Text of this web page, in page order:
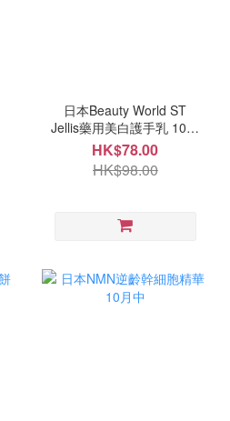
日本Beauty World ST
Jellis藥用美白護手乳 10月
中
HK$78.00
HK$98.00